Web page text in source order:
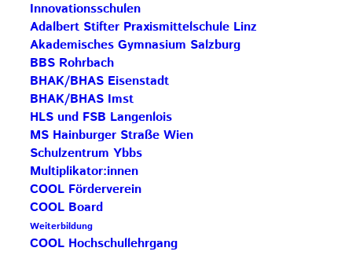
Innovationsschulen
Adalbert Stifter Praxismittelschule Linz
Akademisches Gymnasium Salzburg
BBS Rohrbach
BHAK/BHAS Eisenstadt
BHAK/BHAS Imst
HLS und FSB Langenlois
MS Hainburger Straße Wien
Schulzentrum Ybbs
Multiplikator:innen
COOL Förderverein
COOL Board
Weiterbildung
COOL Hochschullehrgang
Dieser Tag führte die Schüler:innen durch 12
Stationen unter dem Motto: „Das Lavanttal – Teil
der europäischen Vielfalt“, welches das Lavanttal
und seine Bedeutung in der EU beleuchteten. Doch
das Besondere lag nicht nur in den Inhalten,
sondern auch im Engagement der COOL-
Lehrer:innen. Ihr Einsatz und ihre Leidenschaft
machten den Tag zu einem unvergesslichen
Erlebnis. Ebenso erfüllend war die Begeisterung
der Schüler:innen, die mit großem Interesse und
Enthusiasmus an den Aktivitäten teilnahmen. Ihre